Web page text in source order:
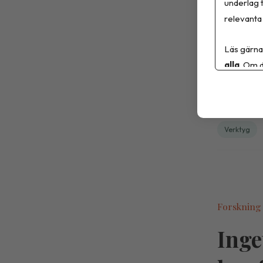
Verktyg
Forskning
underlag
relevanta
Läs
alla .